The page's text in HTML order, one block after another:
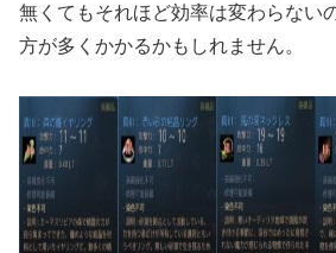
無くてもそれほど効率は変わらない
方が多くかかるかもしれません。